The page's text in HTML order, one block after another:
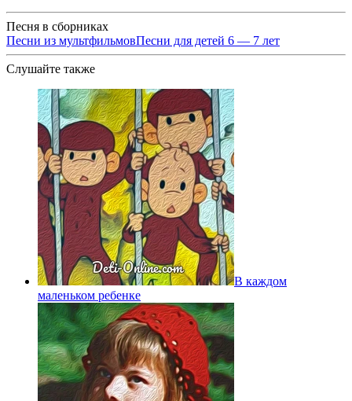
Песня в сборниках
Песни из мультфильмовПесни для детей 6 — 7 лет
Слушайте также
В каждом
маленьком ребенке